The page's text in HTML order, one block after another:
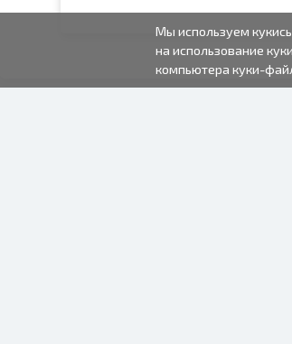
Мы используем
на использование
компьютера куки-